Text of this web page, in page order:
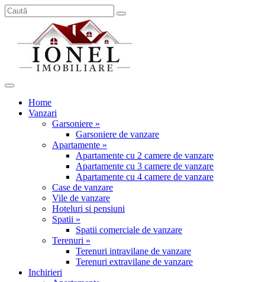
Home
Vanzari
Garsoniere »
Garsoniere de vanzare
Apartamente »
Apartamente cu 2 camere de vanzare
Apartamente cu 3 camere de vanzare
Apartamente cu 4 camere de vanzare
Case de vanzare
Vile de vanzare
Hoteluri si pensiuni
Spatii »
Spatii comerciale de vanzare
Terenuri »
Terenuri intravilane de vanzare
Terenuri extravilane de vanzare
Inchirieri